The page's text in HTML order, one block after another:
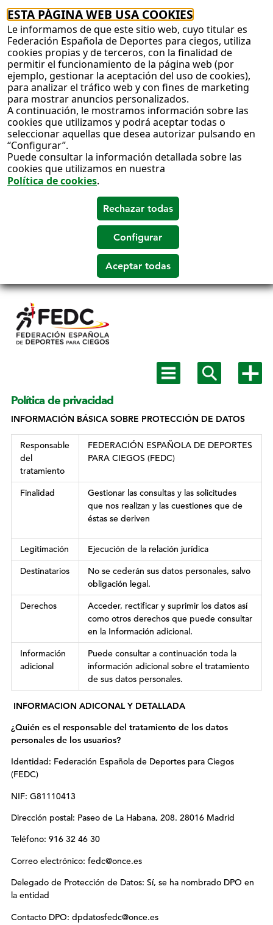
ESTA PÁGINA WEB USA COOKIES
Le informamos de que este sitio web, cuyo titular es
Federación Española de Deportes para ciegos, utiliza
cookies propias y de terceros, con la finalidad de
permitir el funcionamiento de la página web (por
ejemplo, gestionar la aceptación del uso de cookies),
para analizar el tráfico web y con fines de marketing
para mostrar anuncios personalizados.
A continuación, le mostramos información sobre las
cookies que utilizamos y podrá aceptar todas o
seleccionar aquellas que desea autorizar pulsando en
“Configurar”.
Puede consultar la información detallada sobre las
cookies que utilizamos en nuestra
Política de cookies.
Salto a
Mostrar
menú
Mostrar
buscadormás
Política de privacidad
INFORMACIÓN BÁSICA SOBRE PROTECCIÓN DE DATOS
Responsable
del
tratamiento
FEDERACIÓN ESPAÑOLA DE DEPORTES
PARA CIEGOS (FEDC)
Finalidad
Gestionar las consultas y las solicitudes
que nos realizan y las cuestiones que de
éstas se deriven
Legitimación
Ejecución de la relación jurídica
Destinatarios
No se cederán sus datos personales, salvo
obligación legal.
Derechos
Acceder, rectificar y suprimir los datos así
como otros derechos que puede consultar
en la Información adicional.
Información
adicional
Puede consultar a continuación toda la
información adicional sobre el tratamiento
de sus datos personales.
INFORMACION ADICONAL Y DETALLADA
¿Quién es el responsable del tratamiento de los datos
personales de los usuarios?
Identidad: Federación Española de Deportes para Ciegos
(FEDC)
NIF: G81110413
Dirección postal: Paseo de La Habana, 208. 28016 Madrid
Teléfono: 916 32 46 30
Correo electrónico: fedc@once.es
Delegado de Protección de Datos: Sí, se ha nombrado DPO en
la entidad
Contacto DPO: dpdatosfedc@once.es